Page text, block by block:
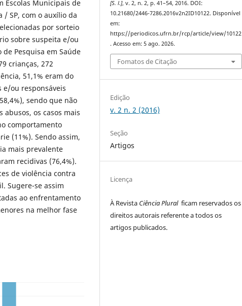
Escolas Municipais de
/ SP, com o auxílio da
por sorteio
sobre suspeita e/ou
Pesquisa em Saúde
crianças, 272
51,1% eram do
e/ou responsáveis
sendo que não
os casos mais
comportamento
(11%). Sendo assim,
mais prevalente
recidivas (76,4%).
de violência contra
Sugere-se assim
ao enfrentamento
na melhor fase
[S. l.], v. 2, n. 2, p. 41–54, 2016. DOI:
10.21680/2446-7286.2016v2n2ID10122. Disponível
em:
https://periodicos.ufrn.br/rcp/article/view/10122
. Acesso em: 5 ago. 2026.
Fomatos de Citação
Edição
v. 2 n. 2 (2016)
Seção
Artigos
Licença
À Revista Ciência Pluralficam reservados os
direitos autorais referente a todos os
artigos publicados.